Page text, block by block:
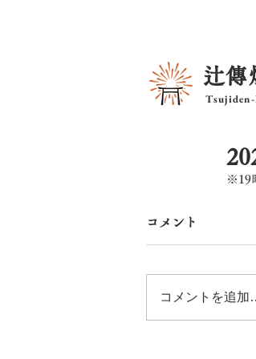
辻傳
※19
コメント
コメントを追加